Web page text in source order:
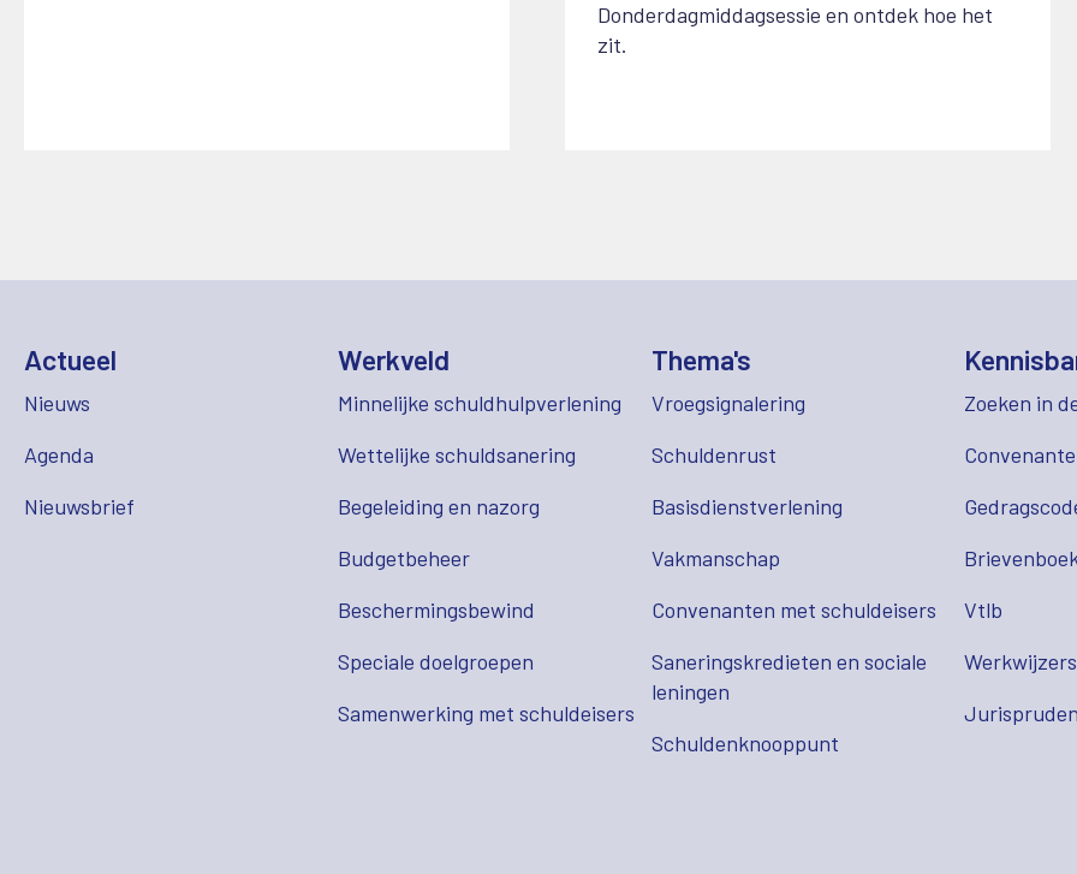
Donderdagmiddagsessie en ontdek hoe het
zit.
Actueel
Nieuws
Agenda
Nieuwsbrief
Werkveld
Minnelijke schuldhulpverlening
Wettelijke schuldsanering
Begeleiding en nazorg
Budgetbeheer
Beschermingsbewind
Speciale doelgroepen
Samenwerking met schuldeisers
Thema's
Vroegsignalering
Schuldenrust
Basisdienstverlening
Vakmanschap
Convenanten met schuldeisers
Saneringskredieten en sociale
leningen
Schuldenknooppunt
Zoeken in
Vtlb
Werkwijzers